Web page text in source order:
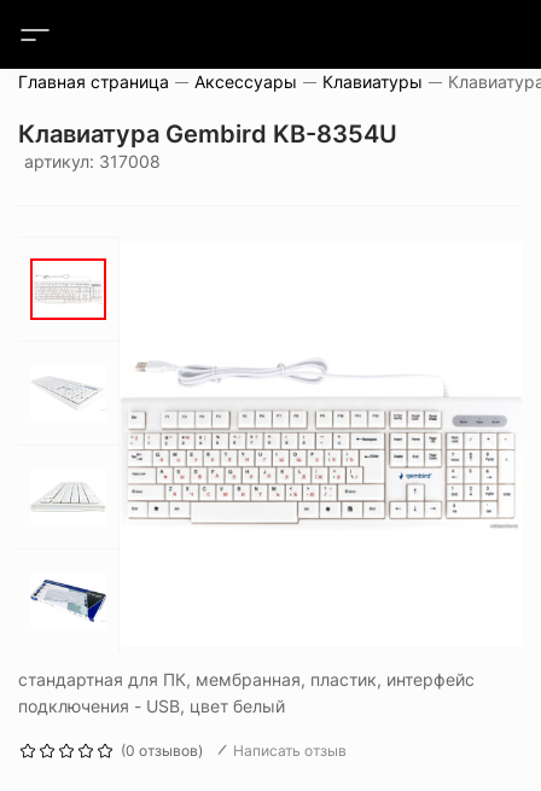
Главная страница Аксессуары Клавиатуры
Клавиатура Gembird KB-8354U
артикул: 317008
стандартная для ПК, мембранная, пластик, интерфейс
подключения - USB, цвет белый
(0 отзывов) Написать отзыв